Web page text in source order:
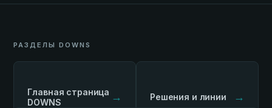
РАЗДЕЛЫ DOWNS
Главная страница
DOWNS
→ Решения и линии →